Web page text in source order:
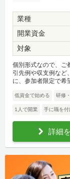
業種
開業資金
対象
個別形式なので、ご
引先例や収支例など
に、参加者限定で希
低資金で始める 研修
1人で開業 手に職を付
詳細